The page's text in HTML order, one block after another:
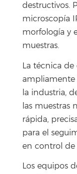
destructivos.
microscopía
morfología y
muestras.
La técnica de
ampliamente
la industria,
las muestras
rápida,
para el
en control de
Los equipos